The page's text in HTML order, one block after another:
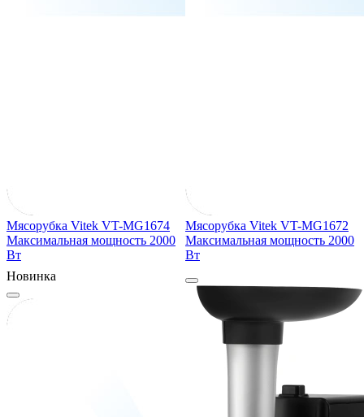
Мясорубка Vitek VT-MG1674
Максимальная мощность 2000
Вт
Мясорубка Vitek VT-MG1672
Максимальная мощность 2000
Вт
Новинка